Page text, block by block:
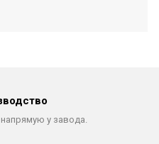
напрямую у завода.